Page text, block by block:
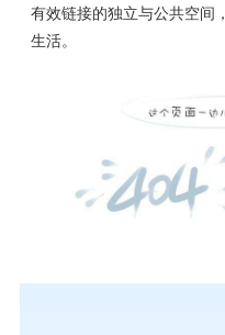
有效链接的独立与公共空间
生活。